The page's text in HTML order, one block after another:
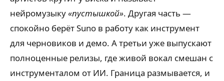
нейромузыку«пустышкой». Другая часть —
спокойно берёт Suno в работу как инструмент
для черновиков и демо. А третьи уже выпускают
полноценные релизы, где живой вокал смешан с
инструменталом от ИИ. Граница размывается, и